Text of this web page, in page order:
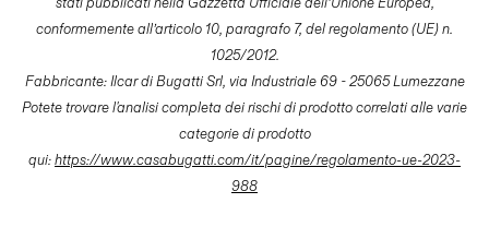
conformemente all’articolo 10, paragrafo 7, del regolamento (UE) n.
1025/2012.
Fabbricante: Ilcar di Bugatti Srl, via Industriale 69 - 25065 Lumezzane
Potete trovare l'analisi completa dei rischi di prodotto correlati alle varie
categorie di prodotto
qui:https://www.casabugatti.com/it/pagine/regolamento-ue-2023-
988